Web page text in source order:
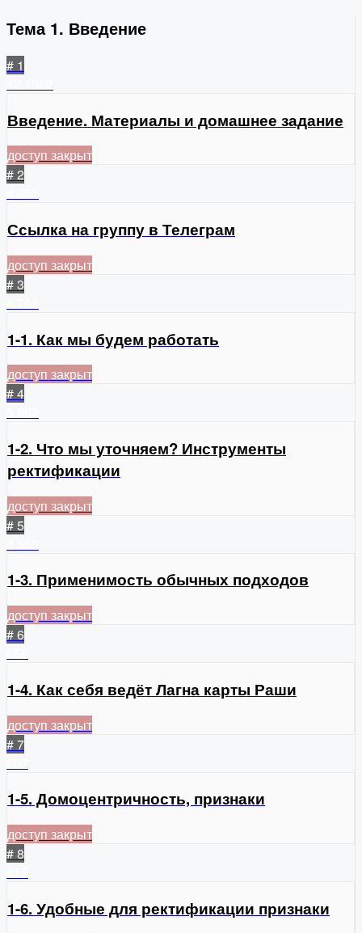
Тема 1. Введение
# 1
Введение. Материалы и домашнее задание
доступ закрыт
# 2
Ссылка на группу в Телеграм
доступ закрыт
# 3
1-1. Как мы будем работать
доступ закрыт
# 4
1-2. Что мы уточняем? Инструменты
ректификации
доступ закрыт
# 5
1-3. Применимость обычных подходов
доступ закрыт
# 6
1-4. Как себя ведёт Лагна карты Раши
доступ закрыт
# 7
1-5. Домоцентричность, признаки
доступ закрыт
# 8
1-6. Удобные для ректификации признаки